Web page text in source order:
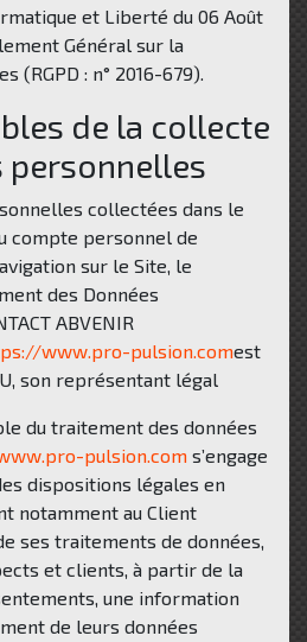
et Liberté du 06 Août
Général sur la
(RGPD : n° 2016-679).
de la collecte
personnelles
collectées dans le
compte personnel de
sur le Site, le
des Données
ABVENIR
www.pro-pulsion.comest
son représentant légal
du traitement des données
pulsion.com s’engage
dispositions légales en
notamment au Client
ses traitements de données,
et clients, à partir de la
une information
de leurs données